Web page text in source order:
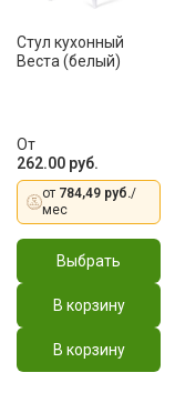
Стул кухонный
Веста (белый)
От
262.00 руб.
от 784,49 руб./
мес
Выбрать
В корзину
В корзину